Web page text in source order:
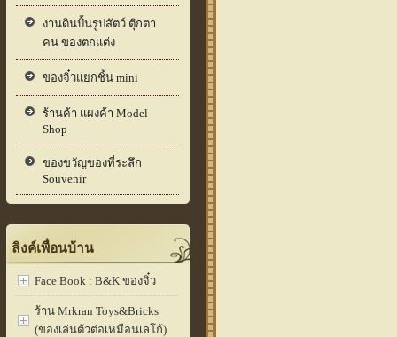
งานดินปั้นรูปสัตว์ ตุ๊กตา
คน ของตกแต่ง
ของจิ๋วแยกชิ้น mini
ร้านค้า แผงค้า Model
Shop
ของขวัญของที่ระลึก
Souvenir
ลิงค์เพื่อนบ้าน
Face Book : B&K ของจิ๋ว
ร้าน Mrkran Toys&Bricks
(ของเล่นตัวต่อเหมือนเลโก้)